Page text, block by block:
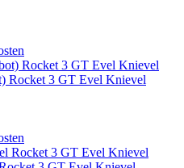
Rocket 3 GT Evel Knievel